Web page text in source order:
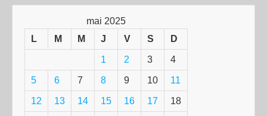
mai 2025
L
M M J V S D
1 2 3 4
5 6 7 8 9 10 11
12 13 14 15 16 17 18